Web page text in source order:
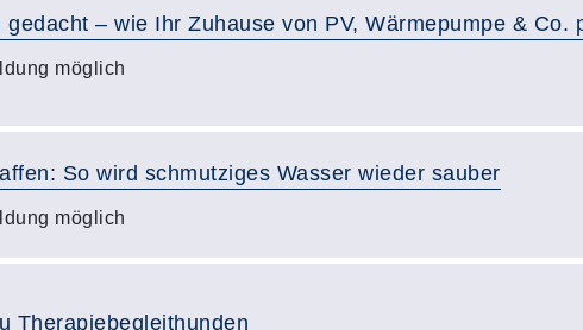
gedacht – wie Ihr Zuhause von PV, Wärmepumpe & Co.
möglich
So wird schmutziges Wasser wieder sauber
möglich
Therapiebegleithunden